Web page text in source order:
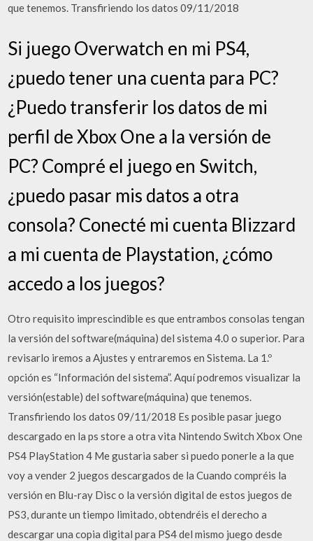
que tenemos. Transfiriendo los datos 09/11/2018
Si juego Overwatch en mi PS4,
¿puedo tener una cuenta para PC?
¿Puedo transferir los datos de mi
perfil de Xbox One a la versión de
PC? Compré el juego en Switch,
¿puedo pasar mis datos a otra
consola? Conecté mi cuenta Blizzard
a mi cuenta de Playstation, ¿cómo
accedo a los juegos?
Otro requisito imprescindible es que entrambos consolas tengan
la versión del software(máquina) del sistema 4.0 o superior. Para
revisarlo iremos a Ajustes y entraremos en Sistema. La 1.º
opción es “Información del sistema”. Aquí podremos visualizar la
versión(estable) del software(máquina) que tenemos.
Transfiriendo los datos 09/11/2018 Es posible pasar juego
descargado en la ps store a otra vita Nintendo Switch Xbox One
PS4 PlayStation 4 Me gustaria saber si puedo ponerle a la que
voy a vender 2 juegos descargados de la Cuando compréis la
versión en Blu-ray Disc o la versión digital de estos juegos de
PS3, durante un tiempo limitado, obtendréis el derecho a
descargar una copia digital para PS4 del mismo juego desde